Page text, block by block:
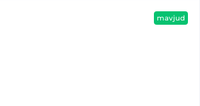
mavjud